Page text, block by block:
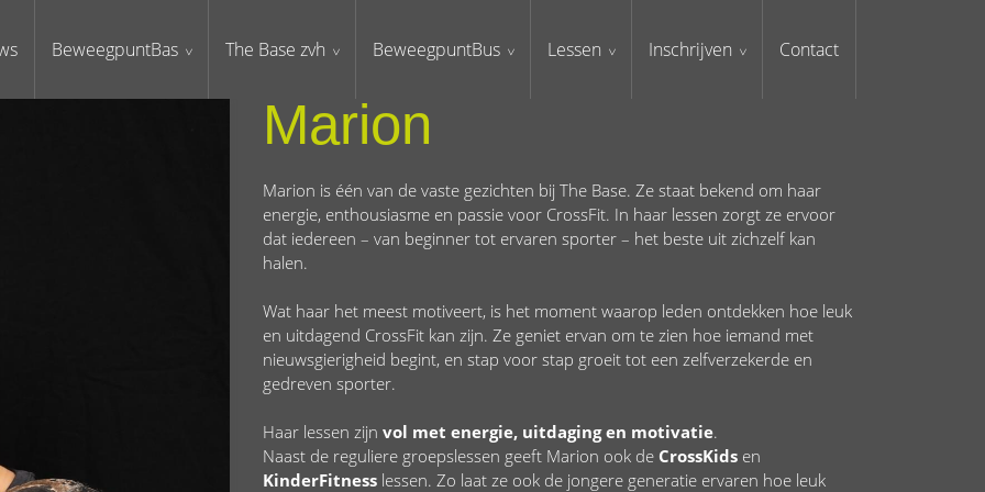
BeweegpuntBas The Base zvh BeweegpuntBus Lessen Inschrijven Contact
Marion
Marion is één van de vaste gezichten bij The Base. Ze staat bekend om haar
energie, enthousiasme en passie voor CrossFit. In haar lessen zorgt ze ervoor
dat iedereen – van beginner tot ervaren sporter – het beste uit zichzelf kan
halen.
Wat haar het meest motiveert, is het moment waarop leden ontdekken hoe leuk
en uitdagend CrossFit kan zijn. Ze geniet ervan om te zien hoe iemand met
nieuwsgierigheid begint, en stap voor stap groeit tot een zelfverzekerde en
gedreven sporter.
Haar lessen zijn vol met energie, uitdaging en motivatie.
Naast de reguliere groepslessen geeft Marion ook de CrossKids en
KinderFitness lessen. Zo laat ze ook de jongere generatie ervaren hoe leuk